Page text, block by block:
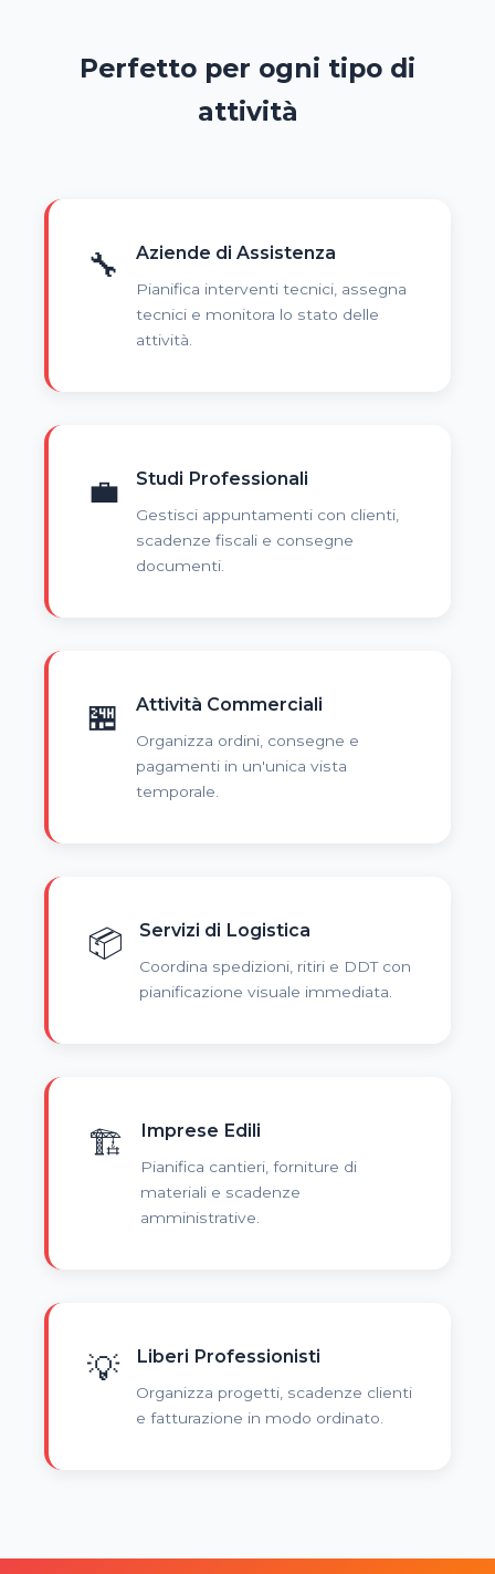
Perfetto per ogni tipo di
attività
🔧 Aziende di Assistenza
Pianifica interventi tecnici, assegna
tecnici e monitora lo stato delle
attività.
💼 Studi Professionali
Gestisci appuntamenti con clienti,
scadenze fiscali e consegne
documenti.
🏪 Attività Commerciali
Organizza ordini, consegne e
pagamenti in un'unica vista
temporale.
📦 Servizi di Logistica
Coordina spedizioni, ritiri e DDT con
pianificazione visuale immediata.
🏗️ Imprese Edili
Pianifica cantieri, forniture di
materiali e scadenze
amministrative.
💡 Liberi Professionisti
Organizza progetti, scadenze clienti
e fatturazione in modo ordinato.